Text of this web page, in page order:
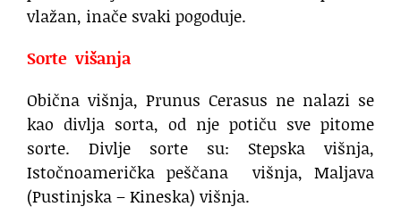
vlažan, inače svaki pogoduje.
Sorte višanja
Obična višnja, Prunus Cerasus ne nalazi se
kao divlja sorta, od nje potiču sve pitome
sorte. Divlje sorte su: Stepska višnja,
Istočnoamerička peščana višnja, Maljava
(Pustinjska – Kineska) višnja.